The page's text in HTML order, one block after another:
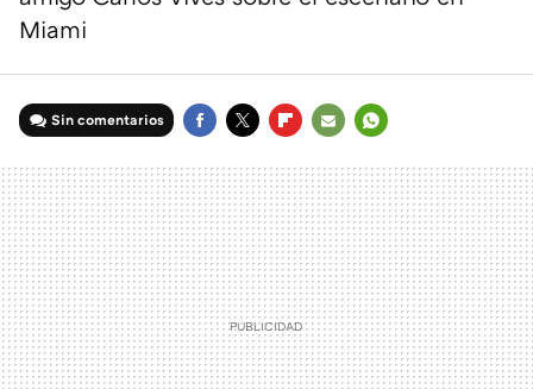
Miami
Sin comentarios
MAIL